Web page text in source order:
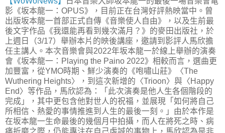
影《坂本龍一：OPUS》，目前正在台灣好評熱映當中。曾
出版坂本龍一首部正式自傳《音樂使人自由》，以及生前最
後文字作品《我還能再看到幾次滿月？》的麥田出版社，於
上週日（3/17）舉辦本片的映後講座，邀請到影評人馬欣擔
任主講人。本次音樂會與2022年坂本龍一於線上舉辦的演奏
會《坂本龍一：Playing the Paino 2022》相較而言，選曲更
加豐富，從YMO時期、鮮少演奏的《咆嘯山莊》〈The
Wuthering Heights〉，到這次新增的〈Trioon〉與〈Happy
End〉等作品，馬欣認為：「此次演奏是他人生各個階段的
完成」，其中更包含他對世人的祝福，並展現「如何將自己
所相信、熱愛的事情推進到人生的最後一刻。」由於本作是
在坂本龍一生命最後的幾個月中拍攝，而人在將死之時、病
痛折磨之際，仍能專注在自己虔誠的事物上，馬欣認為是非